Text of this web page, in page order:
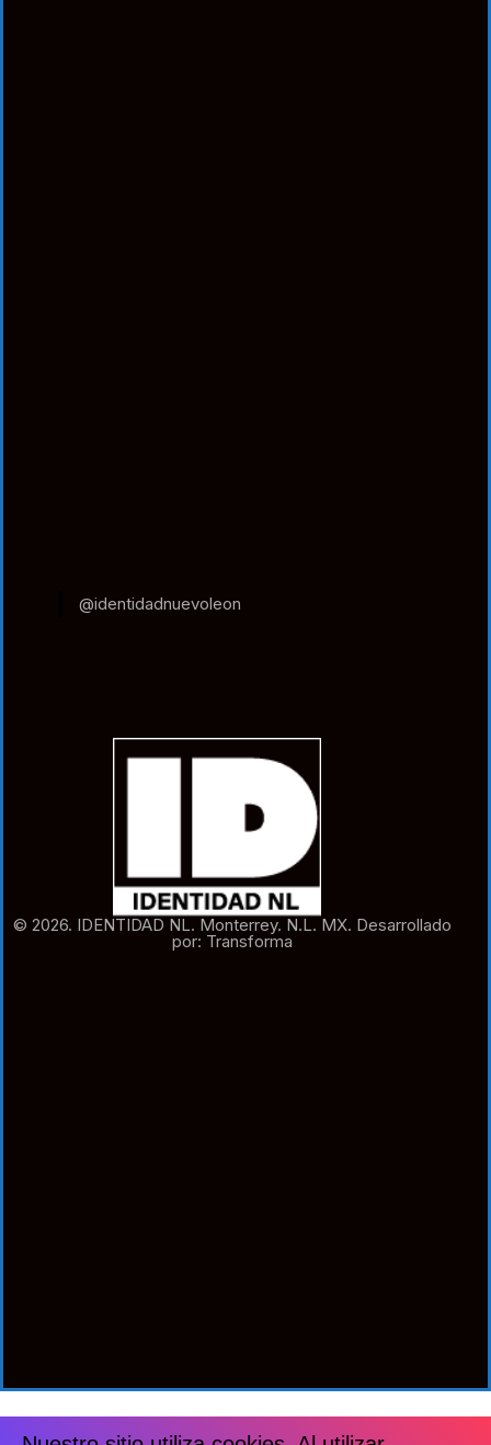
@identidadnuevoleon
© 2026. IDENTIDAD NL. Monterrey. N.L. MX. Desarrollado
por: Transforma